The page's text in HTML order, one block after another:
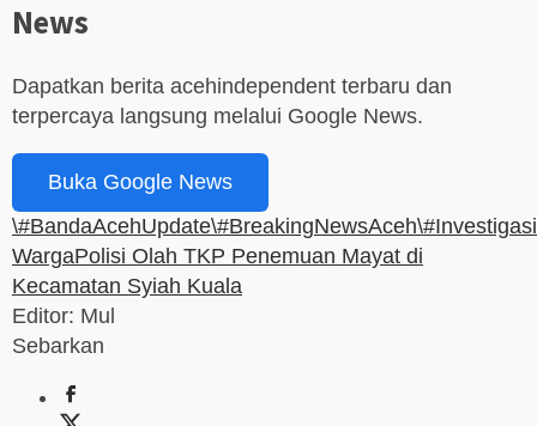
News
Dapatkan berita acehindependent terbaru dan
terpercaya langsung melalui Google News.
Buka Google News
\#BandaAcehUpdate\#BreakingNewsAceh
WargaPolisi Olah TKP Penemuan Mayat di
Kecamatan Syiah Kuala
Editor: Mul
Sebarkan